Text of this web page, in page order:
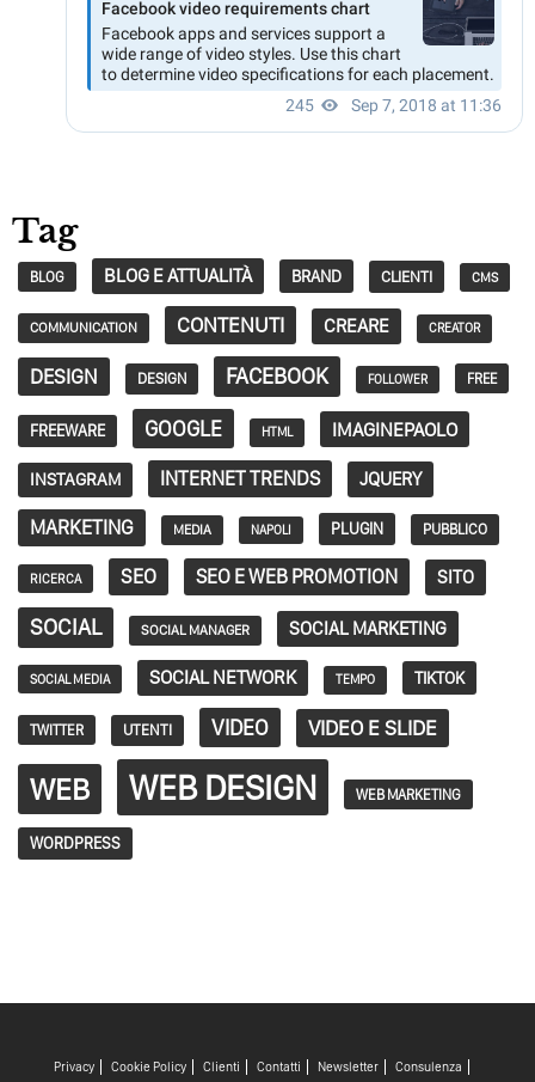
Tag
BLOG BLOG E ATTUALITÀ BRAND CLIENTI CMS
COMMUNICATION CONTENUTI CREARE CREATOR
DESIGN DESIGN FACEBOOK FOLLOWER FREE
FREEWARE GOOGLE HTML IMAGINEPAOLO
INSTAGRAM INTERNET TRENDS JQUERY
MARKETING MEDIA NAPOLI PLUGIN PUBBLICO
RICERCA SEO SEO E WEB PROMOTION SITO
SOCIAL SOCIAL MANAGER SOCIAL MARKETING
SOCIAL MEDIA SOCIAL NETWORK TEMPO TIKTOK
TWITTER UTENTI VIDEO VIDEO E SLIDE
WEB WEB DESIGN WEB MARKETING
WORDPRESS
Privacy Cookie Policy Clienti Contatti Newsletter Consulenza